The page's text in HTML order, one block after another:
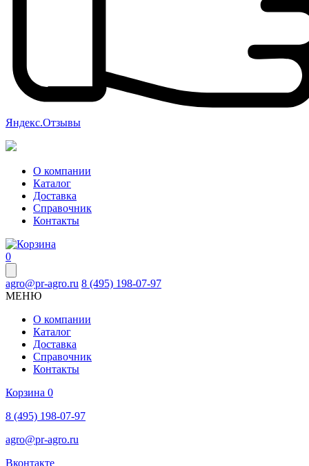
Яндекс.Отзывы
О компании
Каталог
Доставка
Справочник
Контакты
0
agro@pr-agro.ru 8 (495) 198-07-97
МЕНЮ
О компании
Каталог
Доставка
Справочник
Контакты
Корзина 0
8 (495) 198-07-97
agro@pr-agro.ru
Вконтакте